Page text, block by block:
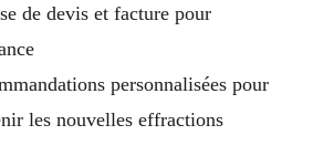
de devis et facture pour
personnalisées pour
les nouvelles effractions